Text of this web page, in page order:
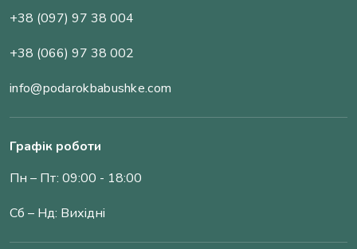
+38 (097) 97 38 004
+38 (066) 97 38 002
info@podarokbabushke.com
Графік роботи
Пн – Пт: 09:00 - 18:00
Сб – Нд: Вихідні